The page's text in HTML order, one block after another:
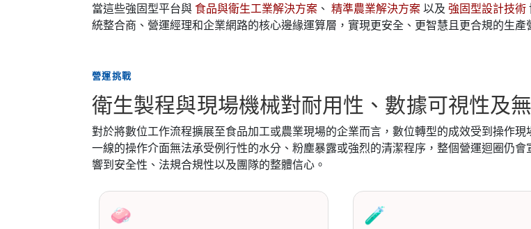
當這些強固型平台與 食品與衛生工業解決方案 、 精準農業解決方案以及 強固型設計技術
統整合商、營運經理和企業網路的核心邊緣運算層，實現更安全、更智慧且更合規的生產
營運挑戰
衛生製程與現場機械對耐用性、數據可視性及
對於將數位工作流程擴展至食品加工或農業現場的企業而言，數位轉型的成效受到操作
一線的操作介面無法承受例行性的水分、粉塵暴露或強烈的清潔程序，整個營運迴圈仍
響到安全性、法規合規性以及團隊的整體信心。
🧼 🧪